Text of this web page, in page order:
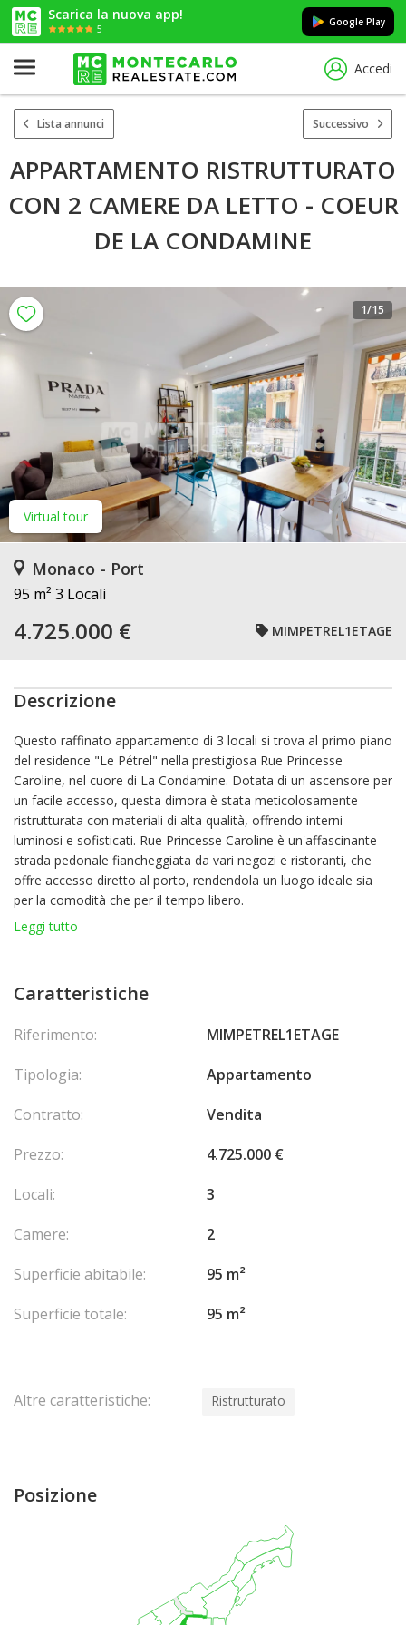
Scarica la nuova app!
5
Google Play
Accedi
Lista annunci Successivo
APPARTAMENTO RISTRUTTURATO
CON 2 CAMERE DA LETTO - COEUR
DE LA CONDAMINE
Virtual tour
1/15
Monaco - Port
95 m² 3 Locali
4.725.000 € MIMPETREL1ETAGE
Descrizione
Questo raffinato appartamento di 3 locali si trova al primo piano
del residence "Le Pétrel" nella prestigiosa Rue Princesse
Caroline, nel cuore di La Condamine. Dotata di un ascensore per
un facile accesso, questa dimora è stata meticolosamente
ristrutturata con materiali di alta qualità, offrendo interni
luminosi e sofisticati. Rue Princesse Caroline è un'affascinante
strada pedonale fiancheggiata da vari negozi e ristoranti, che
offre accesso diretto al porto, rendendola un luogo ideale sia
per la comodità che per il tempo libero.
Questo appartamento è composto da: Ingresso, soggiorno con
Leggi tutto
Caratteristiche
Riferimento:
MIMPETREL1ETAGE
Tipologia:
Appartamento
Contratto:
Vendita
Prezzo:
4.725.000 €
Locali:
3
Camere:
2
Superficie abitabile:
95 m²
Superficie totale:
95 m²
Altre caratteristiche: Ristrutturato
Posizione